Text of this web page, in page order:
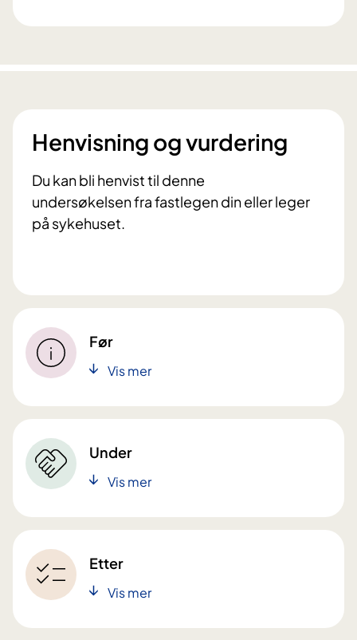
Henvisning og vurdering
Du kan bli henvist til denne
undersøkelsen fra fastlegen din eller leger
på sykehuset.
Før
Vis mer
Under
Vis mer
Etter
Vis mer